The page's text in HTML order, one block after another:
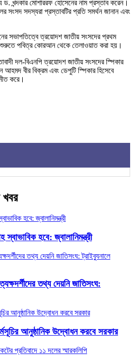
খন্দকার মোশাররফ হোসেনের নাম প্রস্তাব করেন।
সংসদ সদস্যরা প্রস্তাবটির প্রতি সমর্থন জানান এবং
সভাপতিত্বে ত্রয়োদশ জাতীয় সংসদের প্রথম
পবিত্র কোরআন থেকে তেলাওয়াত করা হয়।
দল-বিএনপি ত্রয়োদশ জাতীয় সংসদের স্পিকার
আহমদ বীর বিক্রম এবং ডেপুটি স্পিকার হিসেবে
করে।
খবর
হবে: জ্বালানিমন্ত্রী
তথ্য দেয়নি জাতিসংঘ:
আনুষ্ঠানিক উদ্বোধন করবে সরকার